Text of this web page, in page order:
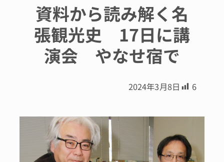
資料から読み解く名
張観光史 17日に講
演会 やなせ宿で
2024年3月8日 6